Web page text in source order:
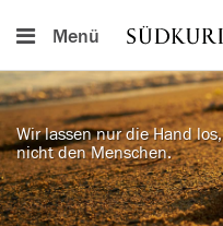
Menü
Wir lassen nur die Hand los,
nicht den Menschen.